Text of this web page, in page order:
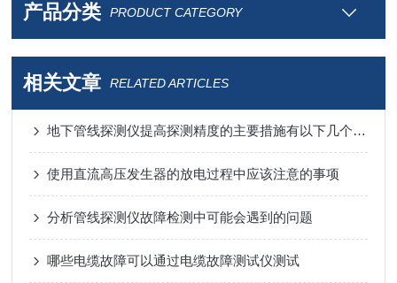
产品分类 PRODUCT CATEGORY
相关文章 RELATED ARTICLES
地下管线探测仪提高探测精度的主要措施有以下几个方面
使用直流高压发生器的放电过程中应该注意的事项
分析管线探测仪故障检测中可能会遇到的问题
哪些电缆故障可以通过电缆故障测试仪测试